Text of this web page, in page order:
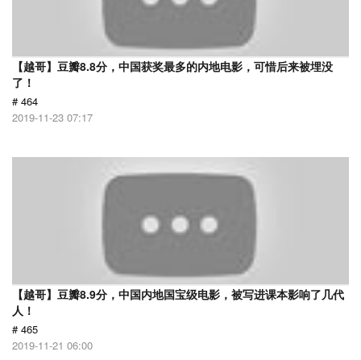
【越哥】豆瓣8.8分，中国获奖最多的内地电影，可惜后来被埋没
了！
# 464
2019-11-23 07:17
【越哥】豆瓣8.9分，中国内地国宝级电影，被写进课本影响了几代
人！
# 465
2019-11-21 06:00